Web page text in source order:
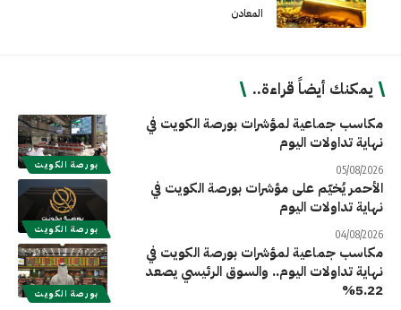
المعادن
يمكنك أيضاً قراءة..
بورصة الكويت
مكاسب جماعية لمؤشرات بورصة الكويت في
نهاية تداولات اليوم
05/08/2026
بورصة الكويت
الأحمر يُخيّم على مؤشرات بورصة الكويت في
نهاية تداولات اليوم
04/08/2026
بورصة الكويت
مكاسب جماعية لمؤشرات بورصة الكويت في
نهاية تداولات اليوم.. والسوق الرئيسي يصعد
5.22%